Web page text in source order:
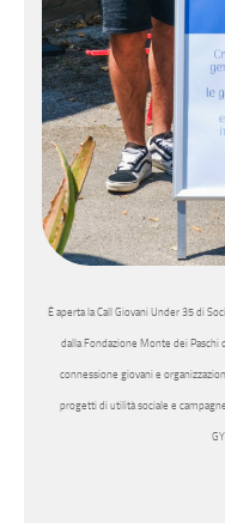
È aperta la Call Giovani Under 35 di
dalla Fondazione Monte dei Paschi
connessione giovani e
progetti di utilità sociale e